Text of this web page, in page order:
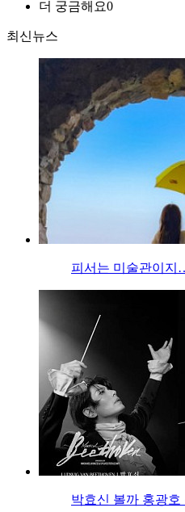
더 궁금해요0
최신뉴스
피서는 미술관이지
박효신 볼까 홍광호